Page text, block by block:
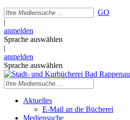
GO
|
anmelden
Sprache auswählen
|
anmelden
Sprache auswählen
Aktuelles
E-Mail an die Bücherei
Mediensuche